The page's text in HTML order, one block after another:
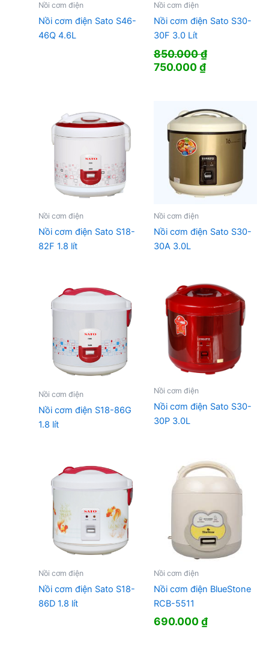
Nồi cơm điện
Nồi cơm điện Sato S46-
46Q 4.6L
Nồi cơm điện
Nồi cơm điện Sato S30-
30F 3.0 Lít
850.000₫
Giá
850.000 ₫.
750.000₫Giá
là:
750.000 ₫.
Nồi cơm điện
Nồi cơm điện Sato S18-
82F 1.8 lít
Nồi cơm điện
Nồi cơm điện Sato S30-
30A 3.0L
Nồi cơm điện
Nồi cơm điện S18-86G
1.8 lít
Nồi cơm điện
Nồi cơm điện Sato S30-
30P 3.0L
Nồi cơm điện
Nồi cơm điện Sato S18-
86D 1.8 lít
Nồi cơm điện
Nồi cơm điện BlueStone
RCB-5511
690.000₫